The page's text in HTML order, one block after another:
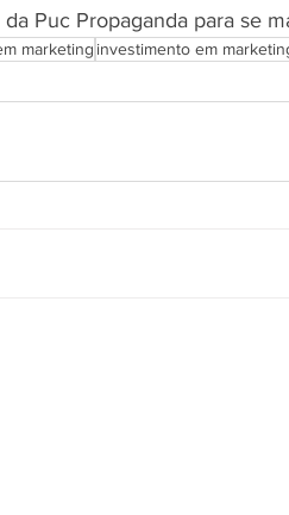
Puc Propaganda para se
marketing investimento em